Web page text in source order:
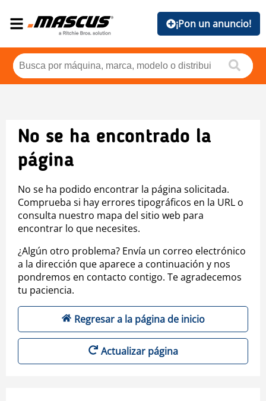
¡Pon un anuncio!
No se ha encontrado la
página
No se ha podido encontrar la página solicitada.
Comprueba si hay errores tipográficos en la URL o
consulta nuestro mapa del sitio web para
encontrar lo que necesites.
¿Algún otro problema? Envía un correo electrónico
a la dirección que aparece a continuación y nos
pondremos en contacto contigo. Te agradecemos
tu paciencia.
Regresar a la página de inicio
Actualizar página